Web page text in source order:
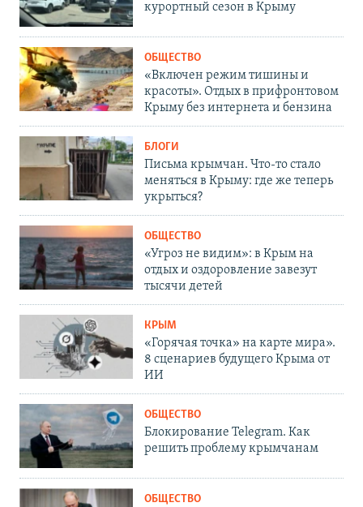
курортный сезон в Крыму
ОБЩЕСТВО
«Включен режим тишины и
красоты». Отдых в прифронтовом
Крыму без интернета и бензина
БЛОГИ
Письма крымчан. Что-то стало
меняться в Крыму: где же теперь
укрыться?
ОБЩЕСТВО
«Угроз не видим»: в Крым на
отдых и оздоровление завезут
тысячи детей
КРЫМ
«Горячая точка» на карте мира».
8 сценариев будущего Крыма от
ИИ
ОБЩЕСТВО
Блокирование Telegram. Как
решить проблему крымчанам
ОБЩЕСТВО